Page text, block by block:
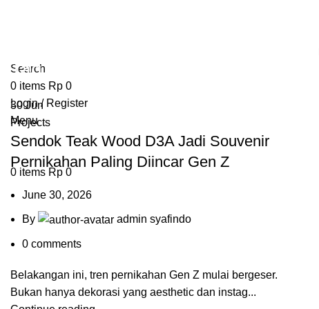
Search
0 items Rp 0
Login / Register
Menu
0 items Rp 0
Tag Archives: hadiah rumah baru
30Jun
Projects
Sendok Teak Wood D3A Jadi Souvenir
Pernikahan Paling Diincar Gen Z
June 30, 2026
By admin syafindo
0 comments
Belakangan ini, tren pernikahan Gen Z mulai bergeser.
Bukan hanya dekorasi yang aesthetic dan instag...